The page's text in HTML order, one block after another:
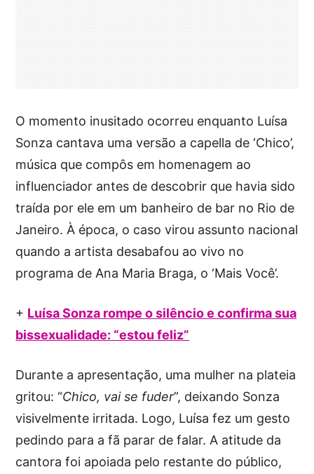
O momento inusitado ocorreu enquanto Luísa
Sonza cantava uma versão a capella de ‘Chico’,
música que compôs em homenagem ao
influenciador antes de descobrir que havia sido
traída por ele em um banheiro de bar no Rio de
Janeiro. À época, o caso virou assunto nacional
quando a artista desabafou ao vivo no
programa de Ana Maria Braga, o ‘Mais Você’.
+ Luísa Sonza rompe o silêncio e confirma sua
bissexualidade: “estou feliz”
Durante a apresentação, uma mulher na plateia
gritou: “Chico, vai se fuder”, deixando Sonza
visivelmente irritada. Logo, Luísa fez um gesto
pedindo para a fã parar de falar. A atitude da
cantora foi apoiada pelo restante do público,